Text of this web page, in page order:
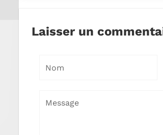
Laisser un